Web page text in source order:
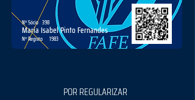
398
Nº Sócio
Maria Isabel Pinto Fernandes
1983
Nº Registo
POR REGULARIZAR